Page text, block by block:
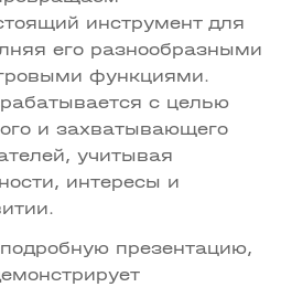
инструмент для
его разнообразными
функциями.
с целью
и захватывающего
учитывая
интересы и
презентацию,